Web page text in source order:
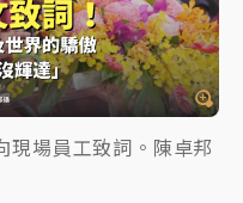
現場員工致詞。陳卓邦